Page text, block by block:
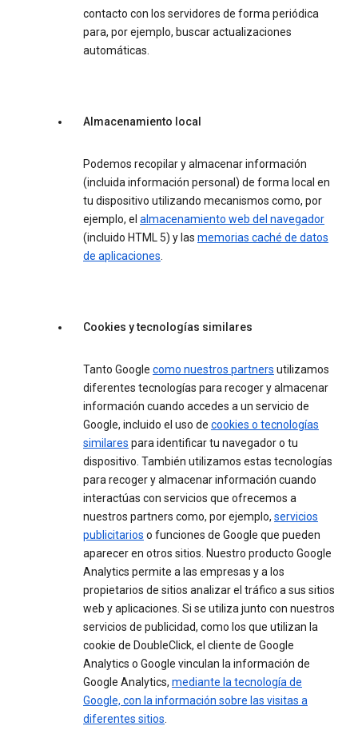
contacto con los servidores de forma periódica
para, por ejemplo, buscar actualizaciones
automáticas.
Almacenamiento local
Podemos recopilar y almacenar información
(incluida información personal) de forma local en
tu dispositivo utilizando mecanismos como, por
ejemplo, el almacenamiento web del navegador
(incluido HTML 5) y las memorias caché de datos
de aplicaciones.
Cookies y tecnologías similares
Tanto Google como nuestros partners utilizamos
diferentes tecnologías para recoger y almacenar
información cuando accedes a un servicio de
Google, incluido el uso de cookies o tecnologías
similares para identificar tu navegador o tu
dispositivo. También utilizamos estas tecnologías
para recoger y almacenar información cuando
interactúas con servicios que ofrecemos a
nuestros partners como, por ejemplo, servicios
publicitarios o funciones de Google que pueden
aparecer en otros sitios. Nuestro producto Google
Analytics permite a las empresas y a los
propietarios de sitios analizar el tráfico a sus sitios
web y aplicaciones. Si se utiliza junto con nuestros
servicios de publicidad, como los que utilizan la
cookie de DoubleClick, el cliente de Google
Analytics o Google vinculan la información de
Google Analytics, mediante la tecnología de
Google, con la información sobre las visitas a
diferentes sitios.